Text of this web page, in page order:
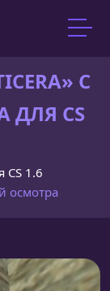
С
CS
CS 1.6
осмотра